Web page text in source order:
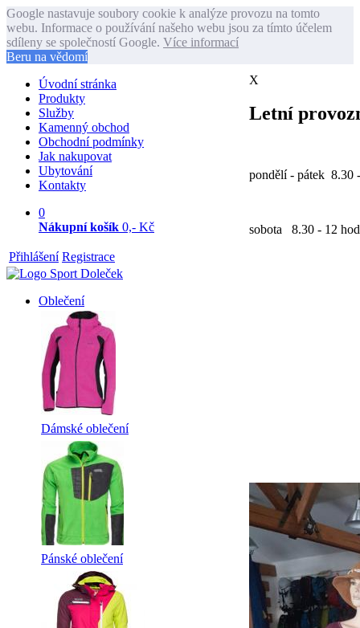
Google nastavuje soubory cookie k analýze provozu na tomto
webu. Informace o používání našeho webu jsou za tímto účelem
sdíleny se společností Google. Více informací
Beru na vědomí
X
Letní
pondělí - pátek 8.30
sobota 8.30 - 12 hod
Úvodní stránka
Produkty
Služby
Kamenný obchod
Obchodní podmínky
Jak nakupovat
Ubytování
Kontakty
0
Nákupní košík 0,- Kč
Přihlášení Registrace
Oblečení
Dámské oblečení
Pánské oblečení